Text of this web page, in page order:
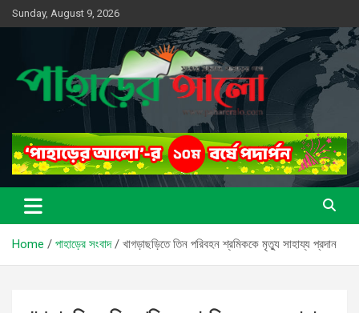
Skip
to
Sunday, August 9, 2026
পাহাড়ের আলো
সত্যের সন্ধানে, পাহাড়ের পথে
Home পাহাড়ের সংবাদ খাগড়াছড়িতে তিন পরিবহন শ্রমিককে মৃত্যু সাহায্য প্রদান